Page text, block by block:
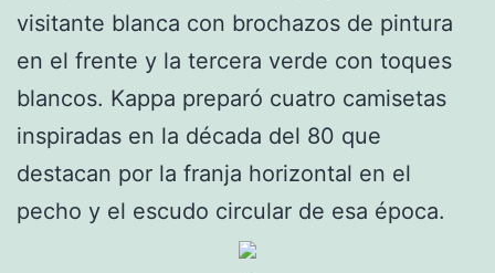
visitante blanca con brochazos de pintura
en el frente y la tercera verde con toques
blancos. Kappa preparó cuatro camisetas
inspiradas en la década del 80 que
destacan por la franja horizontal en el
pecho y el escudo circular de esa época.